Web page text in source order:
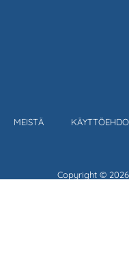
MEISTÄ
Copyright ©